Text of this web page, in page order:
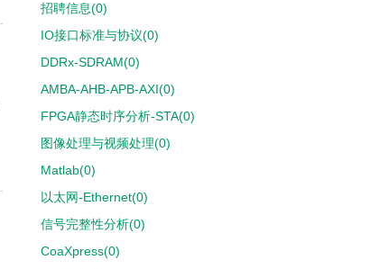
招聘信息(0)
IO接口标准与协议(0)
DDRx-SDRAM(0)
AMBA-AHB-APB-AXI(0)
FPGA静态时序分析-STA(0)
图像处理与视频处理(0)
Matlab(0)
以太网-Ethernet(0)
信号完整性分析(0)
CoaXpress(0)